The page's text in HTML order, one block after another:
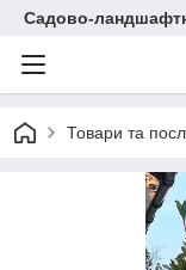
Садово-
Товари та